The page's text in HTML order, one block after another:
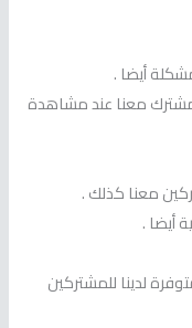
أيضا .
معنا عند مشاهدة
معنا كذلك .
أيضا .
لدينا للمشتركين